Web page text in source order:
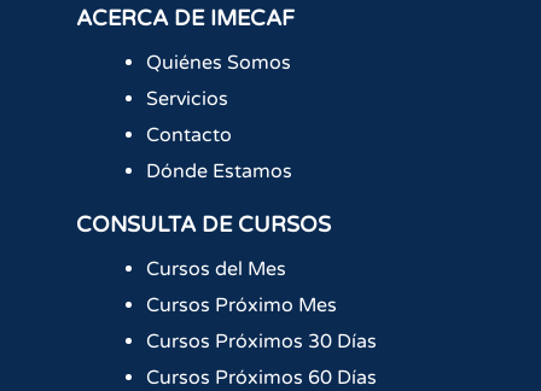
ACERCA DE IMECAF
Quiénes Somos
Servicios
Contacto
Dónde Estamos
CONSULTA DE CURSOS
Cursos del Mes
Cursos Próximo Mes
Cursos Próximos 30 Días
Cursos Próximos 60 Días